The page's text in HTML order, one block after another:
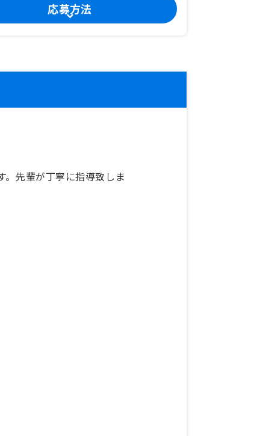
応募方法
先輩が丁寧に指導致しま